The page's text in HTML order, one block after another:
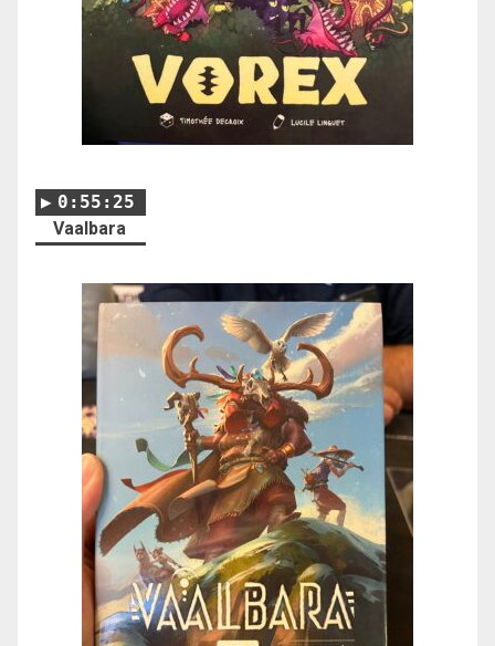
0:55:25
Vaalbara